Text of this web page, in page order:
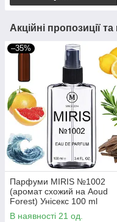
Акційні пропозиції
–35%
Парфуми MIRIS №1002
(аромат схожий на Aoud
Forest) Унісекс 100 ml
В наявності 21 од.